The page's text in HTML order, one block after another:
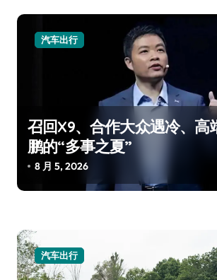
汽车出行
召回X9、合作大众遇冷、高
鹏的“多事之夏”
8 月 5, 2026
汽车出行